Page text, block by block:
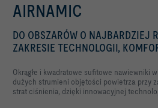
AIRNAMIC
DO OBSZARÓW O NAJBARDZIEJ
ZAKRESIE TECHNOLOGII,
Okrągłe i kwadratowe sufitowe nawiewniki
dużych strumieni objętości powietrza przy
strat ciśnienia, dzięki innowacyjnej